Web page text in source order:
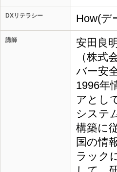
DXリテラシー How(デ
講師
安田良
（株
バー安
1996年
アとし
システ
構築に
国の情
ラック